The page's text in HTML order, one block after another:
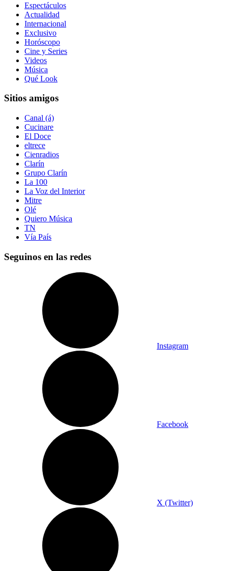
Espectáculos
Actualidad
Internacional
Exclusivo
Horóscopo
Cine y Series
Videos
Música
Qué Look
Sitios amigos
Canal (á)
Cucinare
El Doce
eltrece
Cienradios
Clarín
Grupo Clarín
La 100
La Voz del Interior
Mitre
Olé
Quiero Música
TN
Vía País
Seguinos en las redes
Instagram
Facebook
X (Twitter)